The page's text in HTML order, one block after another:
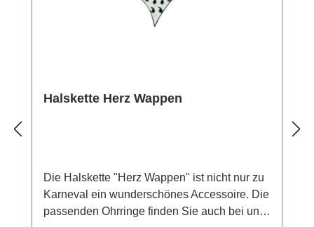
Halskette Herz Wappen
Die Halskette "Herz Wappen" ist nicht nur zu
Karneval ein wunderschönes Accessoire. Die
passenden Ohrringe finden Sie auch bei uns